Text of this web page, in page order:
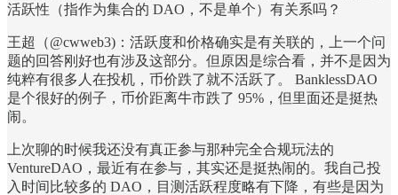
活跃性（指作为集合的 DAO，不是单个）有关系吗？
王超（@cwweb3)：活跃度和价格确实是有关联的，上一个问
题的回答刚好也有涉及这部分。但原因是综合看，并不是因为
纯粹有很多人在投机，币价跌了就不活跃了。 BanklessDAO
是个很好的例子，币价距离牛市跌了 95%，但里面还是挺热
闹。
上次聊的时候我还没有真正参与那种完全合规玩法的
VentureDAO，最近有在参与，其实还是挺热闹的。我自己投
入时间比较多的 DAO，目测活跃程度略有下降，有些是因为